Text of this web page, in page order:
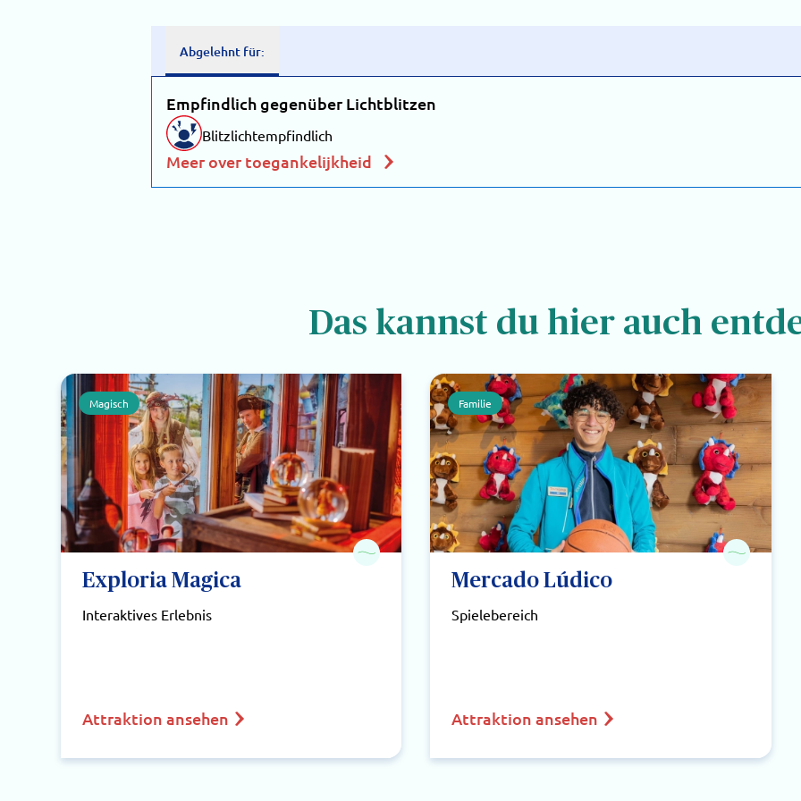
Abgelehnt für:
Empfindlich gegenüber Lichtblitzen
Blitzlichtempfindlich
Meer over toegankelijkheid
Das kannst du hier auch
Magisch
Exploria Magica
Interaktives Erlebnis
Attraktion ansehen
Familie
Mercado Lúdico
Spielebereich
Attraktion ansehen